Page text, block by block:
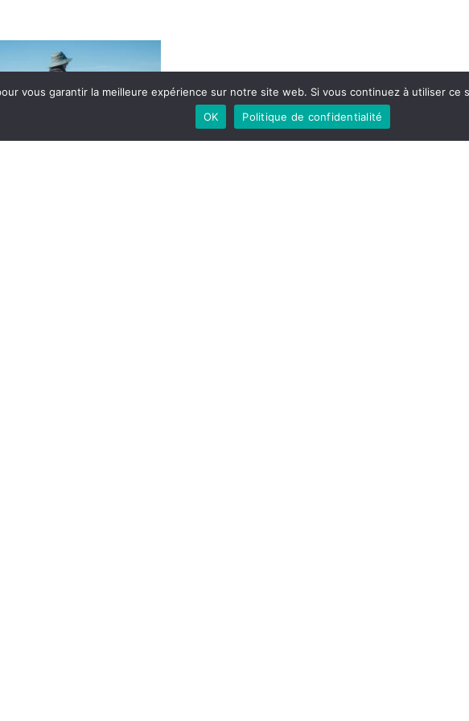
vous garantir la meilleure expérience sur notre site web. Si vous continuez à utiliser
OK
Politique de confidentialité